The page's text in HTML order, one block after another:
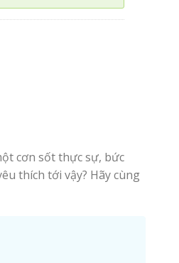
cơn sốt thực sự, bức
thích tới vậy? Hãy cùng